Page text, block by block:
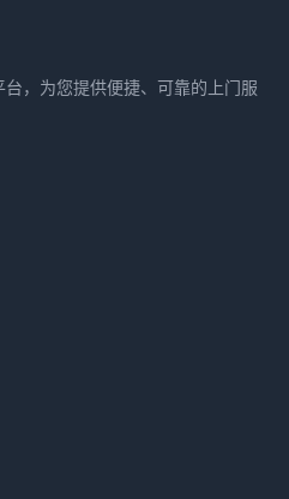
，为您提供便捷、可靠的上门服